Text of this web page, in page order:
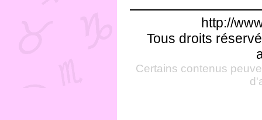
http://
Tous droits
Certains contenus